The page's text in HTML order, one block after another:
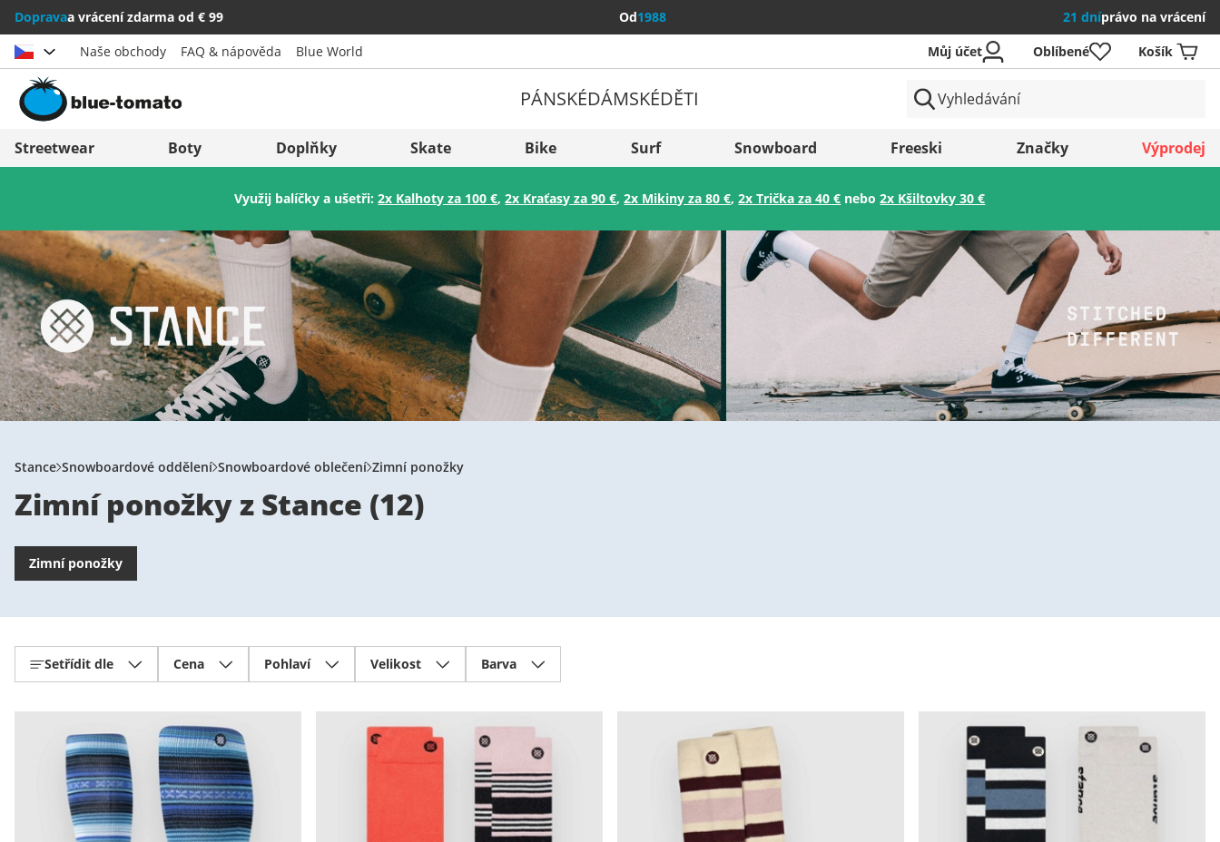
Dopravaa vrácení zdarma od € 99 Od1988 21 dníprávo na vrácení
Vybrat zemi
Österreich
Suisse (Français)
Svizzera (Italiano)
France
Italia (Italiano)
Italien (Deutsch)
España
United Kingdom
Slovenija
België (Nederlands)
Belgique (Français)
Danmark
Norge
Uložit
Naše obchody FAQ & nápověda Blue World Můj účet Oblíbené Košík
PÁNSKÉDÁMSKÉDĚTI
Streetwear Boty Doplňky Skate Bike Surf Snowboard Freeski Značky Výprodej
Využij balíčky a ušetři:2x Kalhoty za 100 €,2x Kraťasy za 90 €,2x Mikiny za 80 €,2x Trička za 40 € nebo2x Kšiltovky 30 €
Stance Snowboardové oddělení Snowboardové oblečení Zimní ponožky
Zimní ponožky z Stance (12)
Zimní ponožky
Setřídit dle Cena Pohlaví Velikost Barva